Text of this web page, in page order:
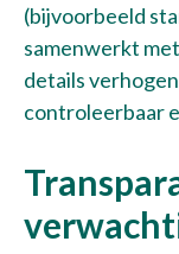
(bijvoorbeeld
samenwerkt
details
controleerbaar